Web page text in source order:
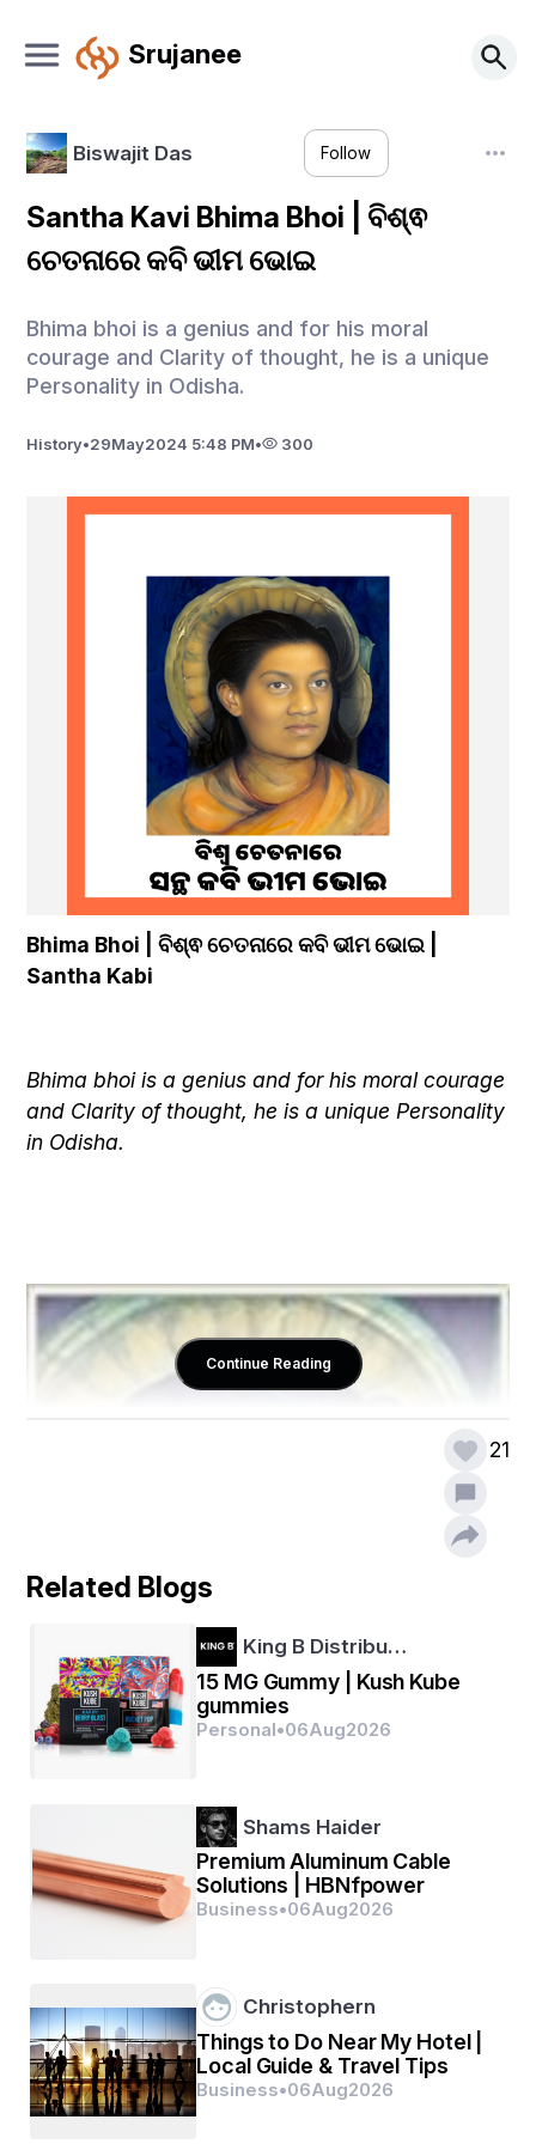
Srujanee
Biswajit Das Follow
Santha Kavi Bhima Bhoi | ବିଶ୍ଵ
ଚେତନାରେ କବି ଭୀମ ଭୋଇ
Bhima bhoi is a genius and for his moral
courage and Clarity of thought, he is a unique
Personality in Odisha.
History•29May2024 5:48 PM• 300
Bhima Bhoi | ବିଶ୍ଵ ଚେତନାରେ କବି ଭୀମ ଭୋଇ |
Santha Kabi
Bhima bhoi is a genius and for his moral courage
and Clarity of thought, he is a unique Personality
in Odisha.
ଓଡ଼ିଶାର ଆତ୍ମା, ତା'ର ସାଧୁ ସଜ୍ଜନ, ସନ୍ନ୍ୟାସୀମାନଙ୍କ
ଜୀବନ ଦର୍ଶନରେ ପୂରି ରହିଛି । ସେମାନେ ଯେଉଁ ମହାନ୍‌
ଚିନ୍ତାଧାରାର ବଶବର୍ତ୍ତୀ ହୋଇଛନ୍ତି, ସେହି ଭାବଧାରା ଦ୍ୱାରା
Continue Reading
21
Related Blogs
King B Distribu…
15 MG Gummy | Kush Kube
gummies
Personal•06Aug2026
Shams Haider
Premium Aluminum Cable
Solutions | HBNfpower
Business•06Aug2026
Christophern
Things to Do Near My Hotel |
Local Guide & Travel Tips
Business•06Aug2026